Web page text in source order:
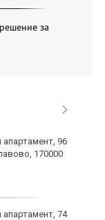
за
апартамент, 96
170000
апартамент, 74